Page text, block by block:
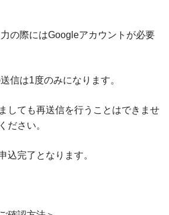
の際にはGoogleアカウントが必要
信は1度のみになります。
しても再送信を行うことはできませ
ださい。
込完了となります。